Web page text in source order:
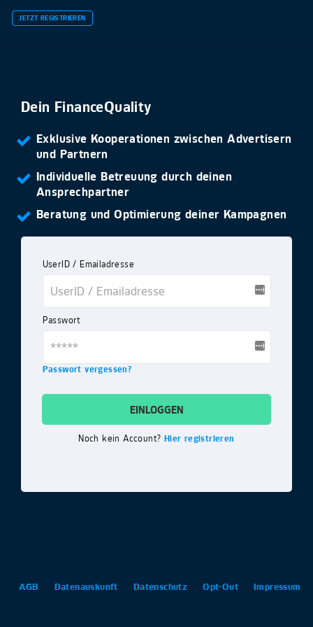
JETZT REGISTRIEREN
Dein FinanceQuality
Exklusive Kooperationen zwischen Advertisern
und Partnern
Individuelle Betreuung durch deinen
Ansprechpartner
Beratung und Optimierung deiner Kampagnen
UserID / Emailadresse
Passwort
Passwort vergessen?
EINLOGGEN
Noch kein Account? Hier registrieren
AGB Datenauskunft Datenschutz Opt-Out Impressum